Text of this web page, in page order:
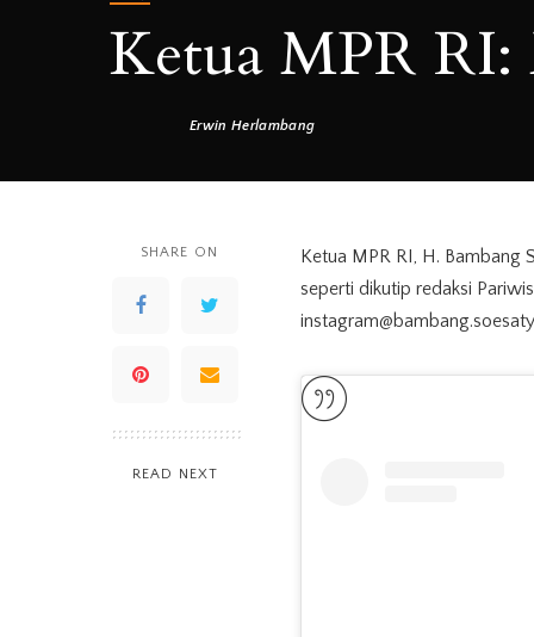
Ketua MPR
Posted
Erwin Herlambang
SHARE ON
READ NEXT
Ketua MPR RI, H. Bambang
seperti dikutip redaksi